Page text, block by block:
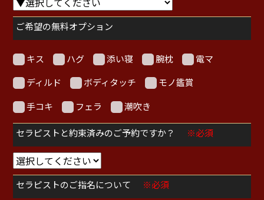
ご希望の無料オプション
キス ハグ 添い寝 腕枕
電マ
ディルド
ボディタッチ
モノ鑑賞
手コキ
フェラ 潮吹き
セラピストと約束済みのご予約ですか？ ※必須
セラピストのご指名について ※必須